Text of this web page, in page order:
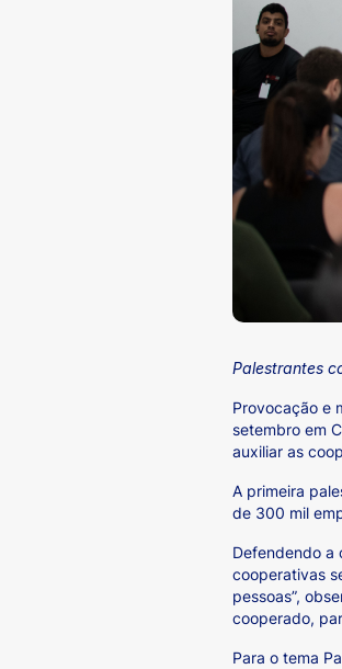
Palestrantes
Provocação e
setembro em
auxiliar as
A primeira
de 300 mil
Defendendo a
cooperativas
pessoas”,
cooperado,
Para o tema